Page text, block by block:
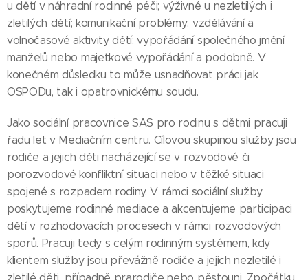
u dětí v náhradní rodinné péči; výživné u nezletilých i
zletilých dětí; komunikační problémy; vzdělávání a
volnočasové aktivity dětí; vypořádání společného jmění
manželů nebo majetkové vypořádání a podobně. V
konečném důsledku to může usnadňovat práci jak
OSPODu, tak i opatrovnickému soudu.
Jako sociální pracovnice SAS pro rodinu s dětmi pracuji
řadu let v Mediačním centru. Cílovou skupinou služby jsou
rodiče a jejich děti nacházející se v rozvodové či
porozvodové konfliktní situaci nebo v těžké situaci
spojené s rozpadem rodiny. V rámci sociální služby
poskytujeme rodinné mediace a akcentujeme participaci
dětí v rozhodovacích procesech v rámci rozvodových
sporů. Pracuji tedy s celým rodinným systémem, kdy
klientem služby jsou převážně rodiče a jejich nezletilé i